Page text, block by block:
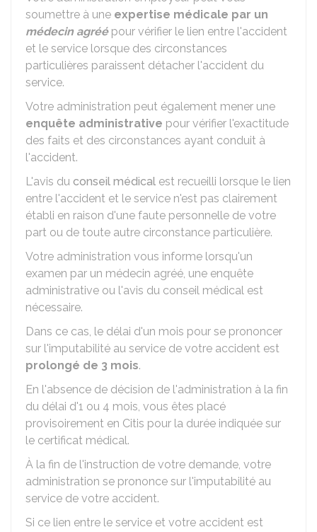
soumettre à une expertise médicale par un
médecin agréépour vérifier le lien entre l'accident
et le service lorsque des circonstances
particulières paraissent détacher l'accident du
service.
Votre administration peut également mener une
enquête administrative pour vérifier l'exactitude
des faits et des circonstances ayant conduit à
l'accident.
L'avis du conseil médical est recueilli lorsque le lien
entre l'accident et le service n'est pas clairement
établi en raison d'une faute personnelle de votre
part ou de toute autre circonstance particulière.
Votre administration vous informe lorsqu'un
examen par un médecin agréé, une enquête
administrative ou l'avis du conseil médical est
nécessaire.
Dans ce cas, le délai d'un mois pour se prononcer
sur l'imputabilité au service de votre accident est
prolongé de 3 mois.
En l'absence de décision de l'administration à la fin
du délai d'1 ou 4 mois, vous êtes placé
provisoirement en Citis pour la durée indiquée sur
le certificat médical.
À la fin de l'instruction de votre demande, votre
administration se prononce sur l'imputabilité au
service de votre accident.
Si ce lien entre le service et votre accident est